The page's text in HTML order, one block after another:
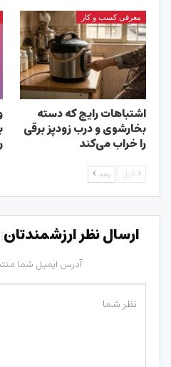
معرفی کسب و کار
اشتباهات رایج که دسته
بخارشوی و درب زودپز برقی
را خراب می‌کند
قبل بعد
ارسال نظر ارزشمندتان
آدرس ایمیل شما